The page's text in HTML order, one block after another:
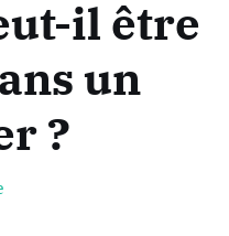
il être
un
?